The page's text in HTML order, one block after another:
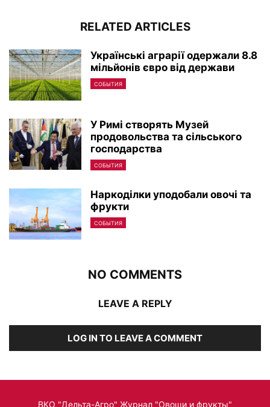
RELATED ARTICLES
Українські аграрії одержали 8.8
мільйонів євро від держави
СОБЫТИЯ
У Римі створять Музей
продовольства та сільського
господарства
СОБЫТИЯ
Наркоділки уподобали овочі та
фрукти
СОБЫТИЯ
NO COMMENTS
LEAVE A REPLY
LOG IN TO LEAVE A COMMENT
ВКО "Дельта-Агро" Журнал "Овощи и фрукты"